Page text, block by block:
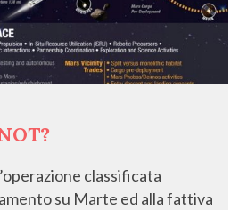
classificata
su Marte ed alla fattiva